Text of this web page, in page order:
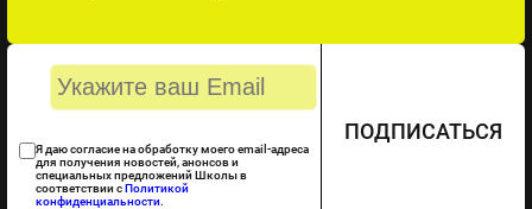
Я даю согласие на обработку моего email-адреса
для получения новостей, анонсов и
специальных предложений Школы в
соответствии сПолитикой
конфиденциальности.
ПОДПИСАТЬСЯ